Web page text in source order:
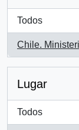
Todos
Chile.
, 1 resultados
Lugar
Todos